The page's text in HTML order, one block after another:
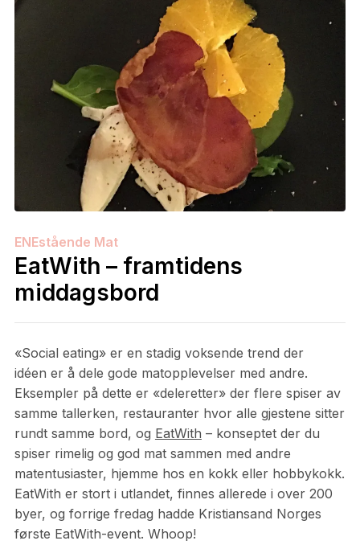
ENEstående Mat
EatWith – framtidens
middagsbord
«Social eating» er en stadig voksende trend der
idéen er å dele gode matopplevelser med andre.
Eksempler på dette er «deleretter» der flere spiser av
samme tallerken, restauranter hvor alle gjestene sitter
rundt samme bord, og EatWith – konseptet der du
spiser rimelig og god mat sammen med andre
matentusiaster, hjemme hos en kokk eller hobbykokk.
EatWith er stort i utlandet, finnes allerede i over 200
byer, og forrige fredag hadde Kristiansand Norges
første EatWith-event. Whoop!